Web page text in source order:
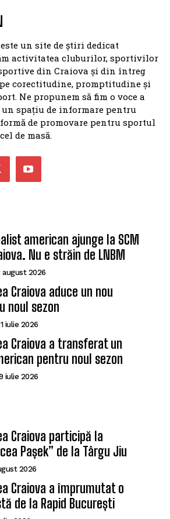
un site de știri dedicat
activitatea cluburilor, sportivilor
din Craiova și din întreg
corectitudine, promptitudine și
Ne propunem să fim o voce a
spațiu de informare pentru
de promovare pentru sportul
de masă.
american ajunge la SCM
Nu e străin de LNBM
august 2026
Craiova aduce un nou
noul sezon
iulie 2026
Craiova a transferat un
pentru noul sezon
iulie 2026
Craiova participă la
Pașek” de la Târgu Jiu
2026
Craiova a împrumutat o
de la Rapid București